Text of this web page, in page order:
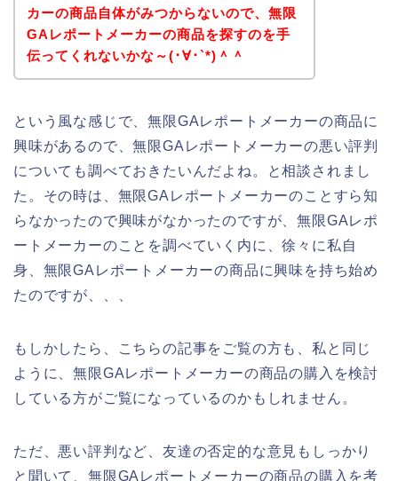
カーの商品自体がみつからないので、無限
GAレポートメーカーの商品を探すのを手
伝ってくれないかな～(･∀･`*)＾＾
という風な感じで、無限GAレポートメーカーの商品に
興味があるので、無限GAレポートメーカーの悪い評判
についても調べておきたいんだよね。と相談されまし
た。その時は、無限GAレポートメーカーのことすら知
らなかったので興味がなかったのですが、無限GAレポ
ートメーカーのことを調べていく内に、徐々に私自
身、無限GAレポートメーカーの商品に興味を持ち始め
たのですが、、、
もしかしたら、こちらの記事をご覧の方も、私と同じ
ように、無限GAレポートメーカーの商品の購入を検討
している方がご覧になっているのかもしれません。
ただ、悪い評判など、友達の否定的な意見もしっかり
と聞いて、無限GAレポートメーカーの商品の購入を考